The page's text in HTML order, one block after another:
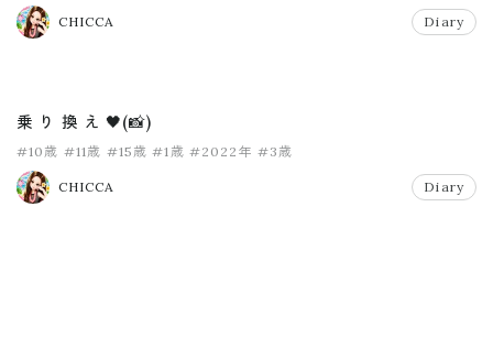
CHICCA Diary
乗 り 換 え 🖤(📸)
#10歳 #11歳 #15歳 #1歳 #2022年 #3歳
CHICCA Diary